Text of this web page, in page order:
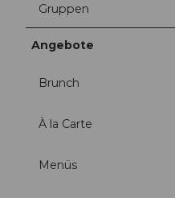
Gruppen
Angebote
Brunch
À la Carte
Menüs